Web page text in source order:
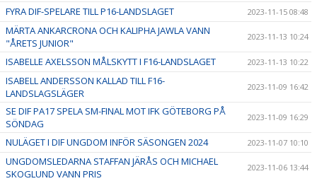
FYRA DIF-SPELARE TILL P16-LANDSLAGET 2023-11-15 08:48
MÄRTA ANKARCRONA OCH KALIPHA JAWLA VANN
"ÅRETS JUNIOR"
2023-11-13 10:24
ISABELLE AXELSSON MÅLSKYTT I F16-LANDSLAGET 2023-11-13 10:22
ISABELL ANDERSSON KALLAD TILL F16-
LANDSLAGSLÄGER
2023-11-09 16:42
SE DIF PA17 SPELA SM-FINAL MOT IFK GÖTEBORG PÅ
SÖNDAG
2023-11-09 16:29
NULÄGET I DIF UNGDOM INFÖR SÄSONGEN 2024 2023-11-07 10:10
UNGDOMSLEDARNA STAFFAN JÄRÅS OCH MICHAEL
SKOGLUND VANN PRIS
2023-11-06 13:44